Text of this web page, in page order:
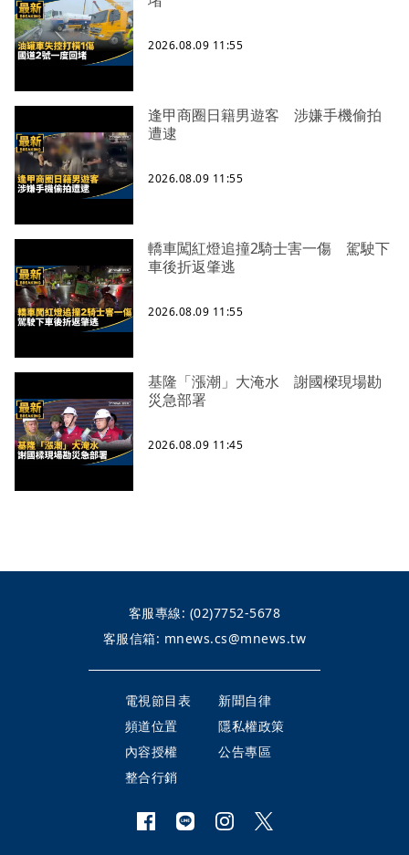
2026.08.09 11:55
逢甲商圈日籍男遊客 涉嫌手機偷拍
遭逮
2026.08.09 11:55
轎車闖紅燈追撞2騎士害一傷 駕駛下
車後折返肇逃
2026.08.09 11:55
基隆「漲潮」大淹水 謝國樑現場勘
災急部署
2026.08.09 11:45
客服專線: (02)7752-5678
客服信箱: mnews.cs@mnews.tw
電視節目表
新聞自律
頻道位置
隱私權政策
內容授權
公告專區
整合行銷